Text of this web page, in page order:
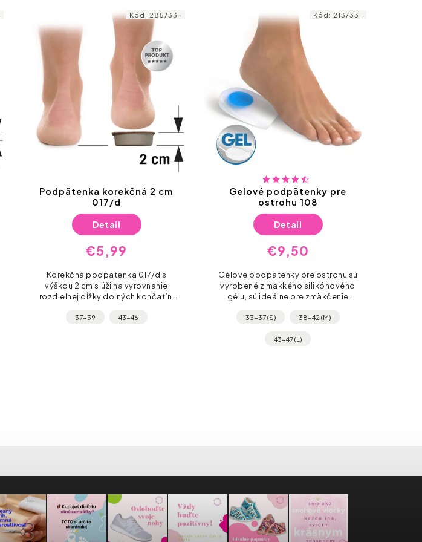
Podpätenka korekčná 2 cm
017/d
€5,99
Detail
Korekčná podpätenka 017/d s
výškou 2 cm slúži na vyrovnanie
rozdielnej dĺžky dolných končatín.
tvar a dáva päte stabilitu, nášľapná
37-39 43-46
Kód: 285/33-
Gelové podpätenky pre
ostrohu 108
€9,50
Detail
Gélové podpätenky pre ostrohu sú
vyrobené z mäkkého silikónového
gélu, sú ideálne pre zmäkčenie
33-37 (S) 38-42 (M)
43-47 (L)
Kód: 213/33-